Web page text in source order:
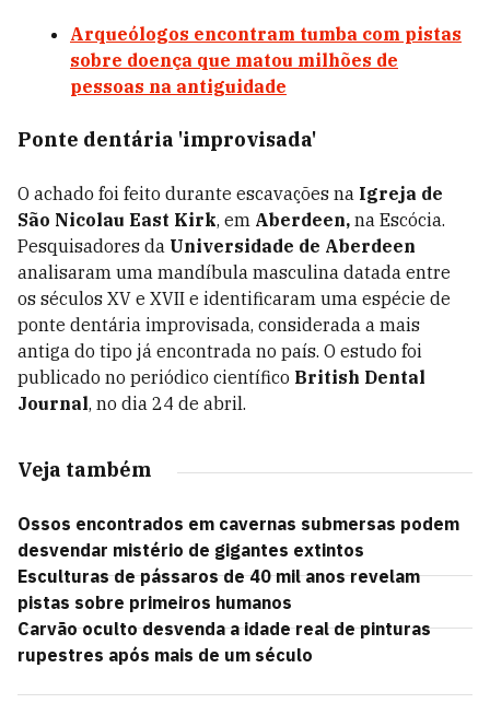
Arqueólogos encontram tumba com pistas
sobre doença que matou milhões de
pessoas na antiguidade
Ponte dentária 'improvisada'
O achado foi feito durante escavações na Igreja de
São Nicolau East Kirk, em Aberdeen, na Escócia.
Pesquisadores da Universidade de Aberdeen
analisaram uma mandíbula masculina datada entre
os séculos XV e XVII e identificaram uma espécie de
ponte dentária improvisada, considerada a mais
antiga do tipo já encontrada no país. O estudo foi
publicado no periódico científico British Dental
Journal, no dia 24 de abril.
Veja também
Ossos encontrados em cavernas submersas podem
desvendar mistério de gigantes extintos
Esculturas de pássaros de 40 mil anos revelam
pistas sobre primeiros humanos
Carvão oculto desvenda a idade real de pinturas
rupestres após mais de um século